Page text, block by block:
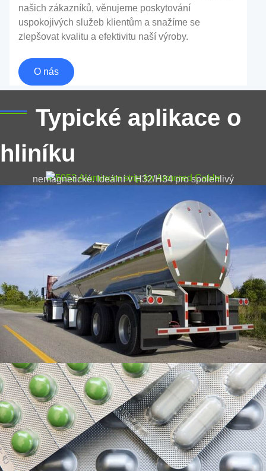
našich zákazníků, věnujeme poskytování
uspokojivých služeb klientům a snažíme se
zlepšovat kvalitu a efektivitu naší výroby.
O nás
Typické aplikace o
hliníku
kabelů
Inženýrský stupeň 5052 Hliníkový pásek pro Armored
Cable poskytuje nízkou hmotnost, korozivzdorný,
nemagnetické. Ideální v H32/H34 pro spolehlivý
Hliníková cisterna
"Hliníková cisterna" je speciální deska z hliníkové
slitiny, což se týká desky z hliníkové slitiny používané
k výrobě hlavní konstrukce nebo vnitřních
cisterny na naftu, cisternové vozy na zkapalněný plyn,
cisternové vozy pro přepravu chemikálií, atd.)
Farmaceutické balení hliníková fólie
Farmaceutická balicí hliníková fólie je typ hliníkové
fólie používané pro balení různých farmaceutických
produktů, jako jsou tablety, kapsle, pilulky, a prášky.
Hliníková domácí fólie 8011 - Spolehlivé,
Bezpečné jídlo & Univerzální
Objevte výhody hliníkové fólie pro domácnost 8011
Pro každodenní použití kuchyně. Bezpečné pro
kontakt s jídlem, tepelně rezistentní, a recyklovatelné -